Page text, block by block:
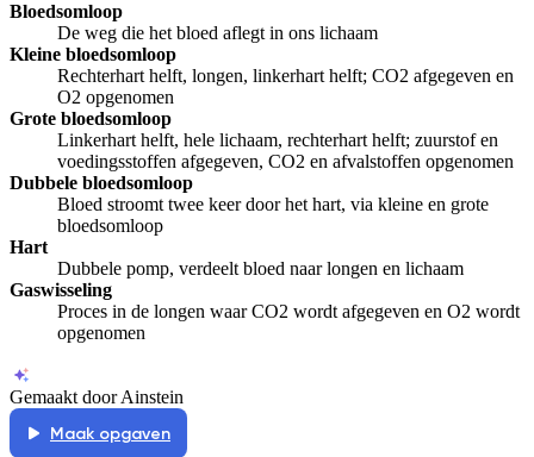
Bloedsomloop
De weg die het bloed aflegt in ons lichaam
Kleine bloedsomloop
Rechterhart helft, longen, linkerhart helft; CO2 afgegeven en
O2 opgenomen
Grote bloedsomloop
Linkerhart helft, hele lichaam, rechterhart helft; zuurstof en
voedingsstoffen afgegeven, CO2 en afvalstoffen opgenomen
Dubbele bloedsomloop
Bloed stroomt twee keer door het hart, via kleine en grote
bloedsomloop
Hart
Dubbele pomp, verdeelt bloed naar longen en lichaam
Gaswisseling
Proces in de longen waar CO2 wordt afgegeven en O2 wordt
opgenomen
Gemaakt door Ainstein
Maak opgaven